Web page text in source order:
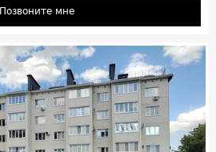
Позвоните мне